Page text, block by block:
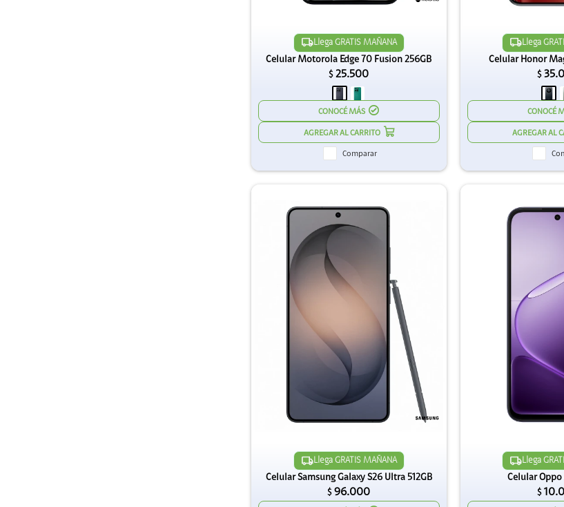
Llega GRATIS MAÑANA
Celular Motorola Edge 70 Fusion 256GB
$ 25.500
CONOCÉ MÁS
Comparar
Llega
Celular Honor
$
CONOCÉ
Llega GRATIS MAÑANA
Celular Samsung Galaxy S26 Ultra 512GB
$ 96.000
Llega
Celular Oppo
$